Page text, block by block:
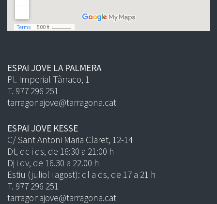
ESPAI JOVE LA PALMERA
Pl. Imperial Tàrraco, 1
T. 977 296 251
tarragonajove@tarragona.cat
ESPAI JOVE KESSE
C/ Sant Antoni Maria Claret, 12-14
Dt, dc i ds, de 16:30 a 21:00 h
Dj i dv, de 16.30 a 22.00 h
Estiu (juliol i agost): dl a ds, de 17 a 21 h
T. 977 296 251
tarragonajove@tarragona.cat